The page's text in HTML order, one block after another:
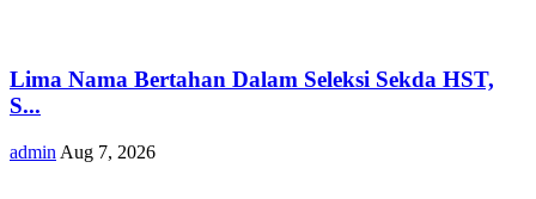
Lima Nama Bertahan Dalam Seleksi Sekda HST,
S...
admin Aug 7, 2026